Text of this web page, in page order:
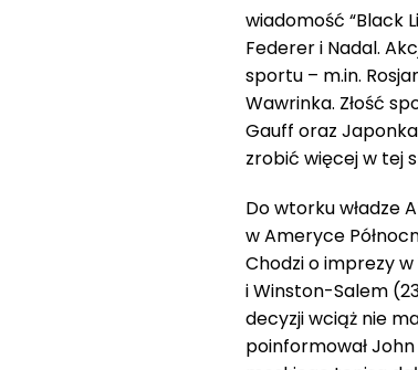
wiadomość “Black
Federer i Nadal.
sportu – m.in.
Wawrinka. Złość
Gauff oraz
zrobić więcej w tej
Do wtorku władze
w Ameryce
Chodzi o imprezy
i Winston-Salem
decyzji wciąż nie
poinformował John